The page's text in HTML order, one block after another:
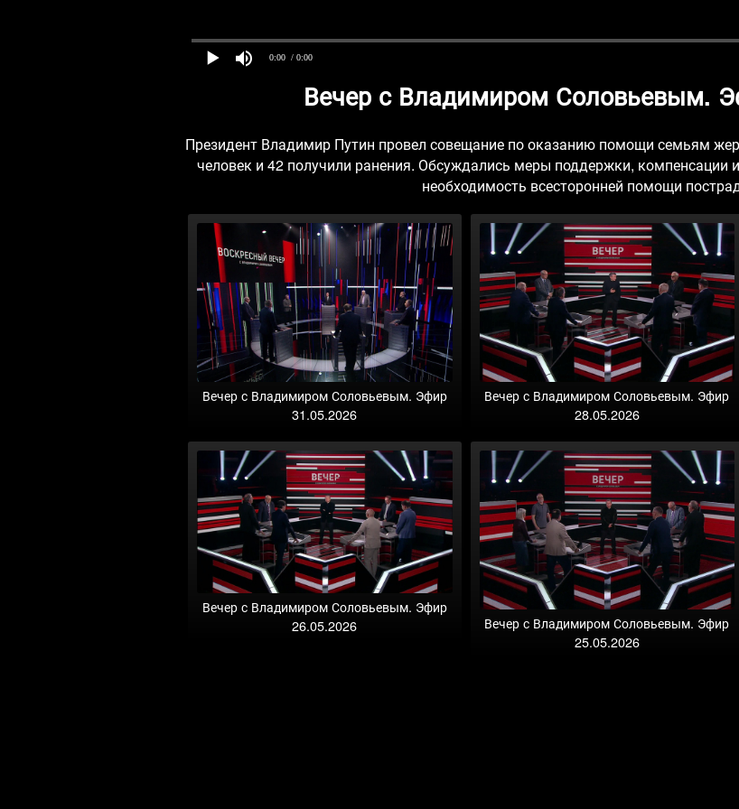
0:00 / 0:00
Вечер с Владимиром Соловьевым.
Президент Владимир Путин провел совещание по оказанию помощи семьям
человек и 42 получили ранения. Обсуждались меры поддержки, компенсации
необходимость всесторонней помощи
Вечер с Владимиром Соловьевым. Эфир
31.05.2026
Вечер с Владимиром Соловьевым. Эфир
28.05.2026
Вечер с Владимиром Соловьевым. Эфир
26.05.2026
Вечер с Владимиром Соловьевым. Эфир
25.05.2026